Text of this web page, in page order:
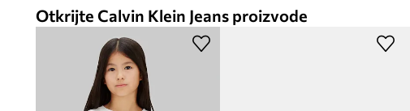
Otkrijte Calvin Klein Jeans proizvode